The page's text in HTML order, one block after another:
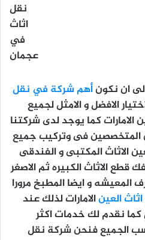
نقل
اثاث
في
عجمان
ان نكونأهم شركة في نقل
الافضل و الامثل لجميع
الامارات كما يوجد لدى شركتنا
المتخصصين فى وتركيب جميع
الاثاث المكتبى و الفندقى
قطع الاثاث الكبيره ثم الاصغر
و ايضا المطبخ مرورا
العينالامارات لذلك عند
نقدم لك خدمات اكثر
الجميع فنحن شركة نقل